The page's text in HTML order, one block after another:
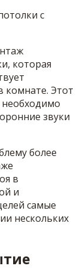
которая
комнате. Этот
звуки
более
в
и
самые
нескольких